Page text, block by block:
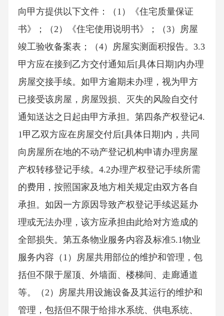
向甲方提供以下文件：（1）《住宅质量保证
书》；（2）《住宅使用说明书》；（3）房屋
竣工验收备案表；（4）房屋实测面积报告。3.3
甲方应在接到乙方交付通知后[具体日期]内办理
房屋交接手续。如甲方逾期未办理，视为甲方
已接受该房屋，房屋毁损、灭失的风险自交付
通知送达之日起由甲方承担。第四条产权登记4.
1甲乙双方应在房屋交付后[具体日期]内，共同
向房屋所在地的不动产登记机构申请办理房屋
产权转移登记手续。4.2办理产权登记手续所需
的费用，按照国家及地方相关规定由双方各自
承担。如因一方原因导致产权登记手续迟延办
理或无法办理，该方应承担由此给对方造成的
全部损失。第五条物业服务内容及标准5.1物业
服务内容（1）房屋共用部位的维护和管理，包
括但不限于屋顶、外墙面、楼梯间、走廊通道
等。（2）房屋共用设施设备及其运行的维护和
管理，包括但不限于给排水系统、供电系统、